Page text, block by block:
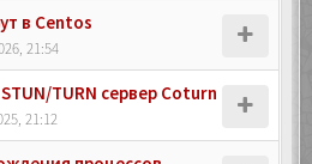
в Centos
21:54
TURN сервер Coturn
21:12